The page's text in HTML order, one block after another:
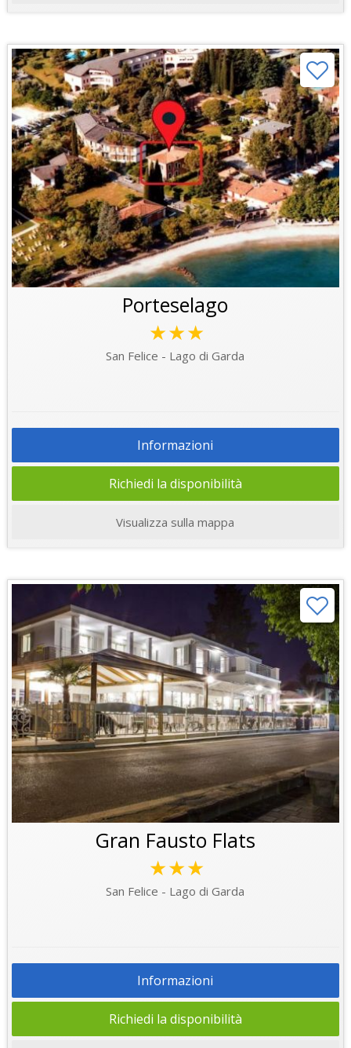
Porteselago
★★★
San Felice - Lago di Garda
Informazioni
Richiedi la disponibilità
Visualizza sulla mappa
Gran Fausto Flats
★★★
San Felice - Lago di Garda
Informazioni
Richiedi la disponibilità